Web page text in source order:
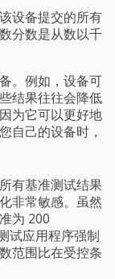
设备提交的所有
分数是从数以千
。例如，设备可
结果往往会降低
为它可以更好地
自己的设备时，
有基准测试结果
非常敏感。虽然
为 200
试应用程序强制
范围比在受控条